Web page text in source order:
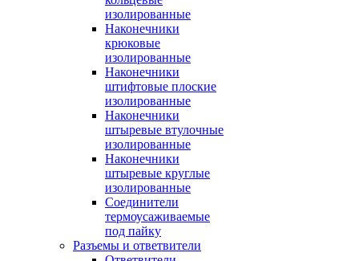
изолированные
Наконечники
крюковые
изолированные
Наконечники
штифтовые плоские
изолированные
Наконечники
штыревые втулочные
изолированные
Наконечники
штыревые круглые
изолированные
Соединители
термоусаживаемые
под пайку
Разъемы и ответвители